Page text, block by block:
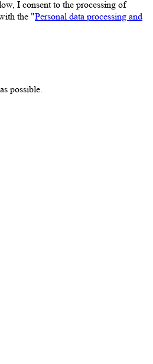
I consent to the processing of
the "Personal data processing and
possible.